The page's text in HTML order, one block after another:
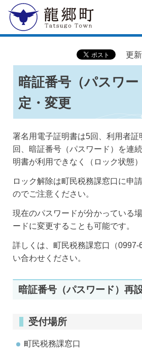
龍郷町
更
暗証番号（パスワ
定・変更
署名用電子証明書は5回、利用者
回、暗証番号（パスワード）を連
明書が利用できなく（ロック状態）
ロック解除は町民税務課窓口に申
のでご注意ください。
現在のパスワードが分かっている
ードに変更することも可能です。
詳しくは、町民税務課窓口（0997-
い合わせください。
暗証番号（パスワード）再
受付場所
町民税務課窓口